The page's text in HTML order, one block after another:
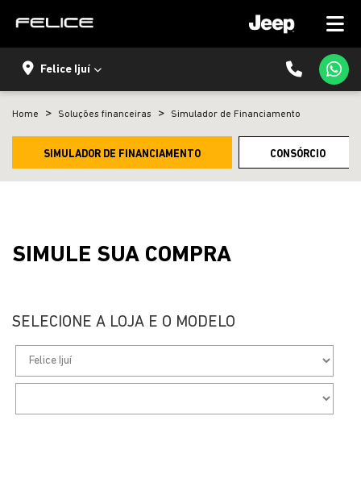
Felice Ijuí
Home Soluções financeiras Simulador de Financiamento
SIMULADOR DE FINANCIAMENTO CONSÓRCIO
SIMULE SUA COMPRA
SELECIONE A LOJA E O MODELO